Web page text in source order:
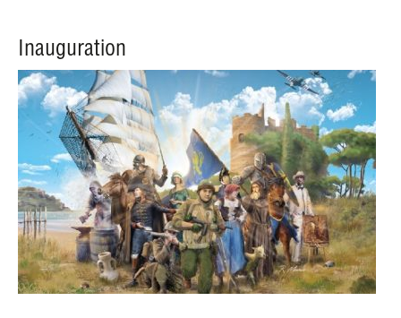
Inauguration